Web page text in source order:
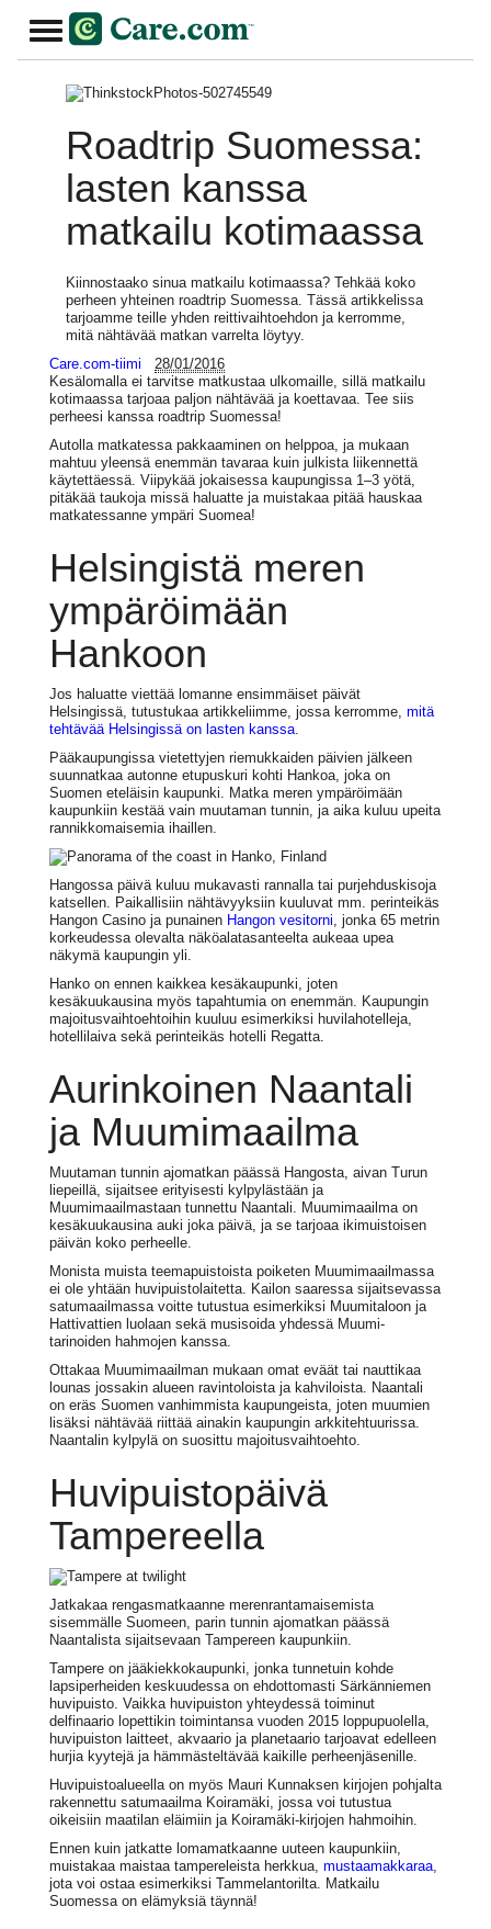
Roadtrip Suomessa:
lasten kanssa
matkailu kotimaassa
Kiinnostaako sinua matkailu kotimaassa? Tehkää koko
perheen yhteinen roadtrip Suomessa. Tässä artikkelissa
tarjoamme teille yhden reittivaihtoehdon ja kerromme,
mitä nähtävää matkan varrelta löytyy.
Care.com-tiimi
28/01/2016
Kesälomalla ei tarvitse matkustaa ulkomaille, sillä matkailu
kotimaassa tarjoaa paljon nähtävää ja koettavaa. Tee siis
perheesi kanssa roadtrip Suomessa!
Autolla matkatessa pakkaaminen on helppoa, ja mukaan
mahtuu yleensä enemmän tavaraa kuin julkista liikennettä
käytettäessä. Viipykää jokaisessa kaupungissa 1–3 yötä,
pitäkää taukoja missä haluatte ja muistakaa pitää hauskaa
matkatessanne ympäri Suomea!
Helsingistä meren
ympäröimään
Hankoon
Jos haluatte viettää lomanne ensimmäiset päivät
Helsingissä, tutustukaa artikkeliimme, jossa kerromme, mitä
tehtävää Helsingissä on lasten kanssa
Pääkaupungissa vietettyjen riemukkaiden päivien jälkeen
suunnatkaa autonne etupuskuri kohti Hankoa, joka on
Suomen eteläisin kaupunki. Matka meren ympäröimään
kaupunkiin kestää vain muutaman tunnin, ja aika kuluu upeita
rannikkomaisemia ihaillen.
Hangossa päivä kuluu mukavasti rannalla tai purjehduskisoja
katsellen. Paikallisiin nähtävyyksiin kuuluvat mm. perinteikäs
Hangon Casino ja punainen Hangon vesitorni , jonka 65 metrin
korkeudessa olevalta näköalatasanteelta aukeaa upea
näkymä kaupungin yli.
Hanko on ennen kaikkea kesäkaupunki, joten
kesäkuukausina myös tapahtumia on enemmän. Kaupungin
majoitusvaihtoehtoihin kuuluu esimerkiksi huvilahotelleja,
hotellilaiva sekä perinteikäs hotelli Regatta.
Aurinkoinen Naantali
ja Muumimaailma
Muutaman tunnin ajomatkan päässä Hangosta, aivan Turun
liepeillä, sijaitsee erityisesti kylpylästään ja
Muumimaailmastaan tunnettu Naantali. Muumimaailma on
kesäkuukausina auki joka päivä, ja se tarjoaa ikimuistoisen
päivän koko perheelle.
Monista muista teemapuistoista poiketen Muumimaailmassa
ei ole yhtään huvipuistolaitetta. Kailon saaressa sijaitsevassa
satumaailmassa voitte tutustua esimerkiksi Muumitaloon ja
Hattivattien luolaan sekä musisoida yhdessä Muumi-
tarinoiden hahmojen kanssa.
Ottakaa Muumimaailman mukaan omat eväät tai nauttikaa
lounas jossakin alueen ravintoloista ja kahviloista. Naantali
on eräs Suomen vanhimmista kaupungeista, joten muumien
lisäksi nähtävää riittää ainakin kaupungin arkkitehtuurissa.
Naantalin kylpylä on suosittu majoitusvaihtoehto.
Huvipuistopäivä
Tampereella
Jatkakaa rengasmatkaanne merenrantamaisemista
sisemmälle Suomeen, parin tunnin ajomatkan päässä
Naantalista sijaitsevaan Tampereen kaupunkiin.
Tampere on jääkiekkokaupunki, jonka tunnetuin kohde
lapsiperheiden keskuudessa on ehdottomasti Särkänniemen
huvipuisto. Vaikka huvipuiston yhteydessä toiminut
delfinaario lopettikin toimintansa vuoden 2015 loppupuolella,
huvipuiston laitteet, akvaario ja planetaario tarjoavat edelleen
hurjia kyytejä ja hämmästeltävää kaikille perheenjäsenille.
Huvipuistoalueella on myös Mauri Kunnaksen kirjojen pohjalta
rakennettu satumaailma Koiramäki, jossa voi tutustua
oikeisiin maatilan eläimiin ja Koiramäki-kirjojen hahmoihin.
Ennen kuin jatkatte lomamatkaanne uuteen kaupunkiin,
muistakaa maistaa tampereleista herkkua, mustaamakkaraa
jota voi ostaa esimerkiksi Tammelantorilta. Matkailu
Suomessa on elämyksiä täynnä!